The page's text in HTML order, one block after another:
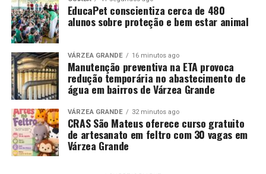
EducaPet conscientiza cerca de 480
alunos sobre proteção e bem estar animal
VÁRZEA GRANDE 16 minutos ago
Manutenção preventiva na ETA provoca
redução temporária no abastecimento de
água em bairros de Várzea Grande
VÁRZEA GRANDE 32 minutos ago
CRAS São Mateus oferece curso gratuito
de artesanato em feltro com 30 vagas em
Várzea Grande